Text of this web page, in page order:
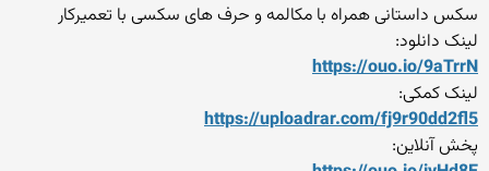
سکس داستانی همراه با مکالمه و حرف های سکسی با تعمیرکار
لینک دانلود:
https://ouo.io/9aTrrN
لینک کمکی:
https://uploadrar.com/fj9r90dd2fl5
پخش آنلاین: